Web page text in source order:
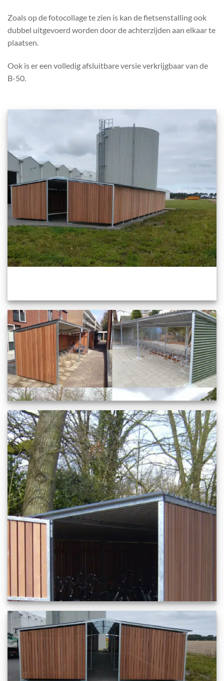
Zoals op de fotocollage te zien is kan de fietsenstalling ook
dubbel uitgevoerd worden door de achterzijden aan elkaar te
plaatsen.
Ook is er een volledig afsluitbare versie verkrijgbaar van de
B-50.